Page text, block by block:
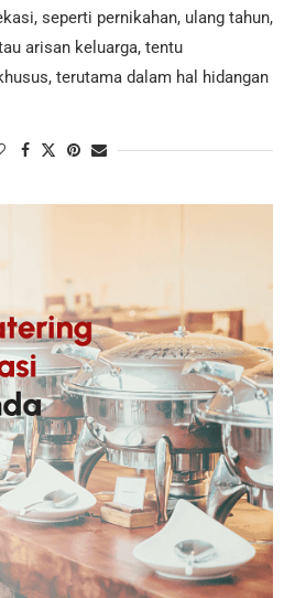
seperti pernikahan, ulang tahun,
arisan keluarga, tentu
terutama dalam hal hidangan